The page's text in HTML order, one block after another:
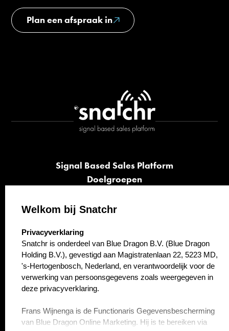
Plan een afspraak in
Signal Based Sales Platform
Doelgroepen
Opvolging
Over ons
Contact
Welkom bij Snatchr
select language
Privacyverklaring
Snatchr is onderdeel van Blue Dragon B.V. (Blue Dragon
Holding B.V.), gevestigd aan Magistratenlaan 22, 5223 MD,
's-Hertogenbosch, Nederland, en verantwoordelijk voor de
verwerking van persoonsgegevens zoals weergegeven in
deze privacyverklaring.
Frans Wijnenga is de Functionaris Gegevensbescherming
van Blue Dragon Online Marketing. Hij is te bereiken via